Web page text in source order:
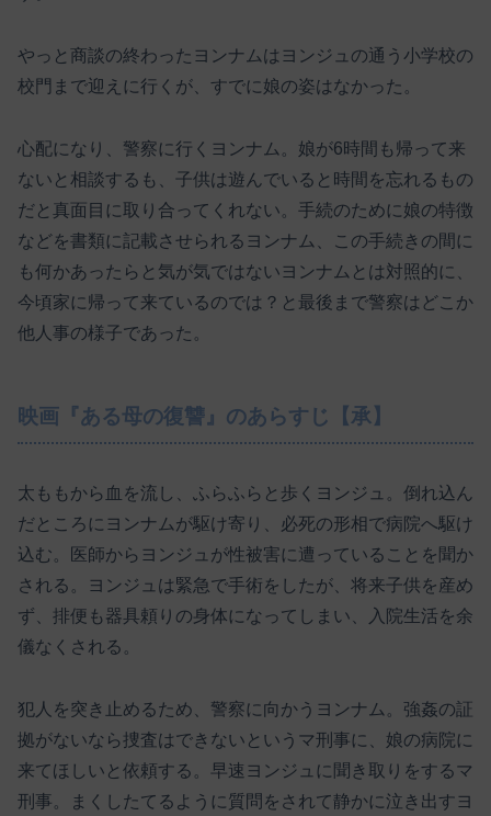
やっと商談の終わったヨンナムはヨンジュの通う小学校の
校門まで迎えに行くが、すでに娘の姿はなかった。
心配になり、警察に行くヨンナム。娘が6時間も帰って来
ないと相談するも、子供は遊んでいると時間を忘れるもの
だと真面目に取り合ってくれない。手続のために娘の特徴
などを書類に記載させられるヨンナム、この手続きの間に
も何かあったらと気が気ではないヨンナムとは対照的に、
今頃家に帰って来ているのでは？と最後まで警察はどこか
他人事の様子であった。
映画『ある母の復讐』のあらすじ【承】
太ももから血を流し、ふらふらと歩くヨンジュ。倒れ込ん
だところにヨンナムが駆け寄り、必死の形相で病院へ駆け
込む。医師からヨンジュが性被害に遭っていることを聞か
される。ヨンジュは緊急で手術をしたが、将来子供を産め
ず、排便も器具頼りの身体になってしまい、入院生活を余
儀なくされる。
犯人を突き止めるため、警察に向かうヨンナム。強姦の証
拠がないなら捜査はできないというマ刑事に、娘の病院に
来てほしいと依頼する。早速ヨンジュに聞き取りをするマ
刑事。まくしたてるように質問をされて静かに泣き出すヨ